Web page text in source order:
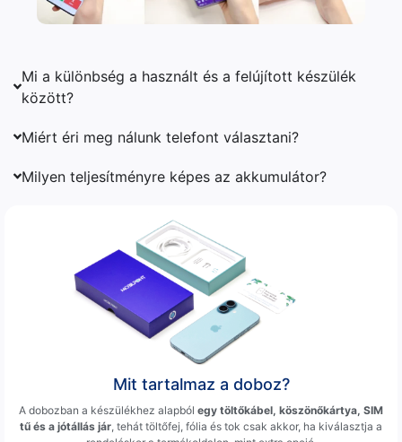
Mi a különbség a használt és a felújított készülék
között?
Miért éri meg nálunk telefont választani?
Milyen teljesítményre képes az akkumulátor?
Mit tartalmaz a doboz?
A dobozban a készülékhez alapból egy töltőkábel, köszönőkártya, SIM
tű és a jótállás jár , tehát töltőfej, fólia és tok csak akkor, ha kiválasztja a